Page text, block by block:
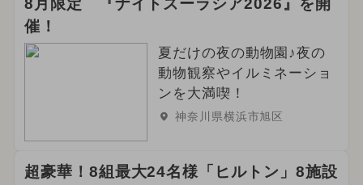
8月限定 『ナイトズーラシア2026』を開
催！
夏だけの夜の動物園♪夜の
動物観察やイルミネーショ
ンを大満喫！
神奈川県横浜市旭区
超豪華！8組最大24名様「ヒルトン」8施設